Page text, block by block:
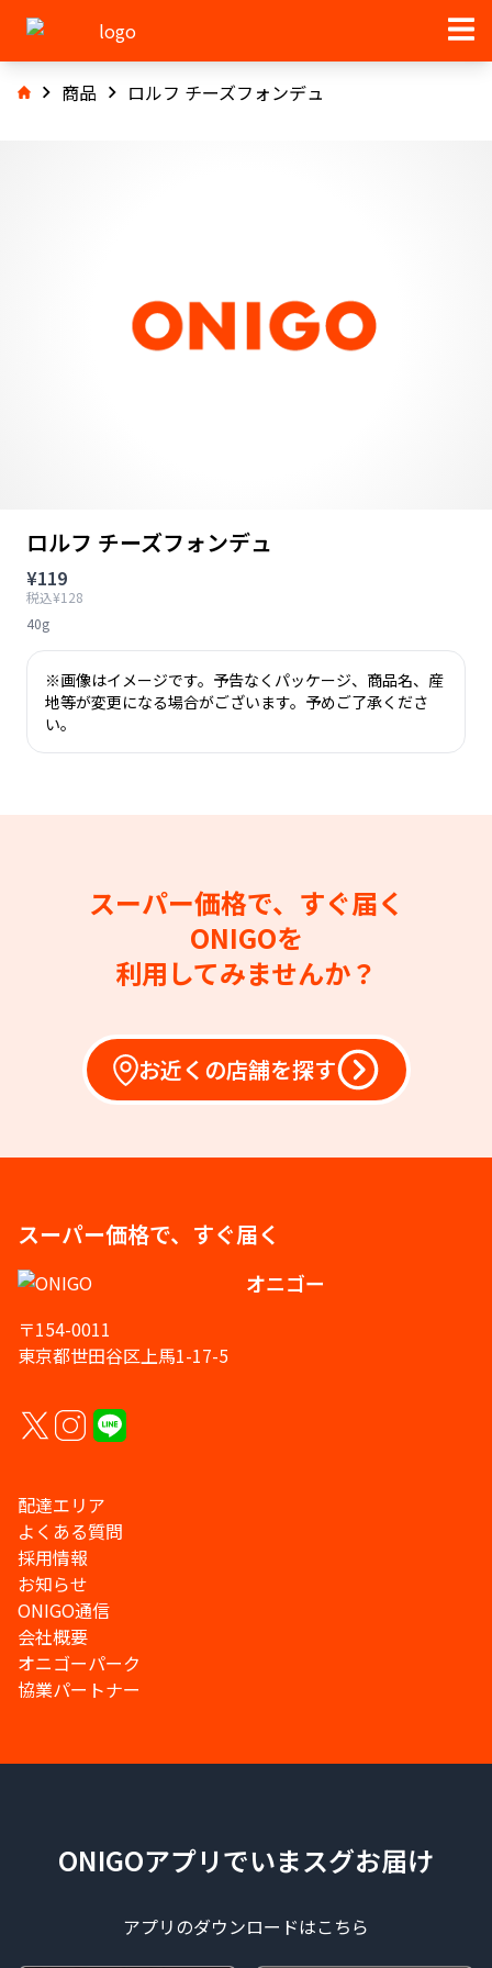
商品 ロルフ チーズフォンデュ
ロルフ チーズフォンデュ
¥119
税込¥128
40g
※画像はイメージです。予告なくパッケージ、商品名、産
地等が変更になる場合がございます。予めご了承くださ
い。
スーパー価格で、すぐ届く
ONIGOを
利用してみませんか？
お近くの店舗を探す
スーパー価格で、すぐ届く
オニゴー
〒154-0011
東京都世田谷区上馬1-17-5
配達エリア
よくある質問
採用情報
お知らせ
ONIGO通信
会社概要
オニゴーパーク
協業パートナー
ONIGOアプリでいまスグお届け
アプリのダウンロードはこちら